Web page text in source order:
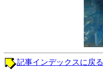
記事インデックスに戻る